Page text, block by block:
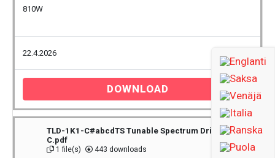
810W
22.4.2026
DOWNLOAD
TLD-1K1-C#abcdTS Tunable Spectrum Driver Rev
C.pdf
1 file(s) 443 downloads